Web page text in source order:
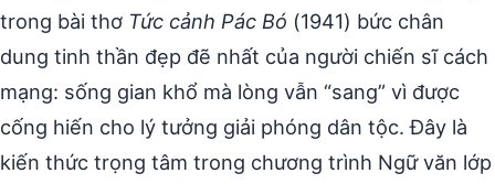
trong bài thơ Tức cảnh Pác Bó (1941) bức chân
dung tinh thần đẹp đẽ nhất của người chiến sĩ cách
mạng: sống gian khổ mà lòng vẫn “sang” vì được
cống hiến cho lý tưởng giải phóng dân tộc. Đây là
kiến thức trọng tâm trong chương trình Ngữ văn lớp